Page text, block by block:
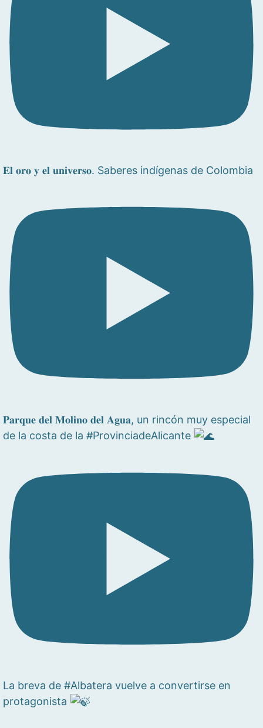
𝐄𝐥 𝐨𝐫𝐨 𝐲 𝐞𝐥 𝐮𝐧𝐢𝐯𝐞𝐫𝐬𝐨. Saberes indígenas de Colombia
𝐏𝐚𝐫𝐪𝐮𝐞 𝐝𝐞𝐥 𝐌𝐨𝐥𝐢𝐧𝐨 𝐝𝐞𝐥 𝐀𝐠𝐮𝐚, un rincón muy especial
de la costa de la #ProvinciadeAlicante
La breva de #Albatera vuelve a convertirse en
protagonista